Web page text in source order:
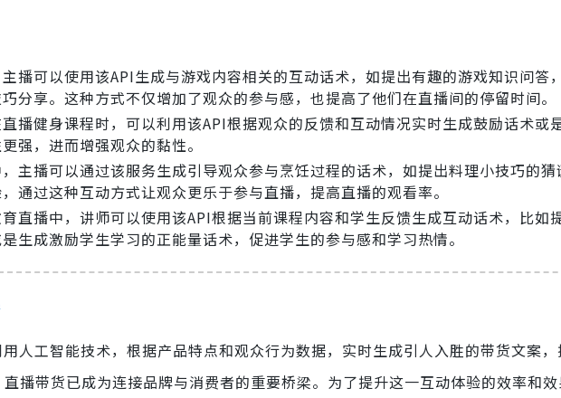
播可以使用该API生成与游戏内容相关的互动话术，如提出有趣的游戏知识问答
分享。这种方式不仅增加了观众的参与感，也提高了他们在直播间的停留时间。
播健身课程时，可以利用该API根据观众的反馈和互动情况实时生成鼓励话术或
强，进而增强观众的黏性。
主播可以通过该服务生成引导观众参与烹饪过程的话术，如提出料理小技巧的猜
通过这种互动方式让观众更乐于参与直播，提高直播的观看率。
直播中，讲师可以使用该API根据当前课程内容和学生反馈生成互动话术，比如
生成激励学生学习的正能量话术，促进学生的参与感和学习热情。
人工智能技术，根据产品特点和观众行为数据，实时生成引人入胜的带货文案，
播带货已成为连接品牌与消费者的重要桥梁。为了提升这一互动体验的效率和